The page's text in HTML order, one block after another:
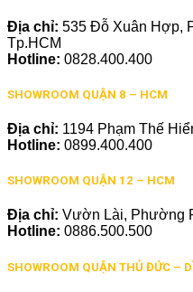
Địa chỉ: 535 Đỗ Xuân Hợp,
Tp.HCM
Hotline: 0828.400.400
SHOWROOM QUẬN 8 – HCM
Địa chỉ: 1194 Phạm Thế
Hotline: 0899.400.400
SHOWROOM QUẬN 12 – HCM
Địa chỉ: Vườn Lài, Phường
Hotline: 0886.500.500
SHOWROOM QUẬN THỦ ĐỨC –